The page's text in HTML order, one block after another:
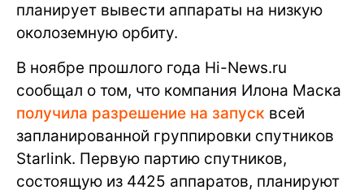
планирует вывести аппараты на низкую
околоземную орбиту.
В ноябре прошлого года Hi-News.ru
сообщал о том, что компания Илона Маска
получила разрешение на запуск всей
запланированной группировки спутников
Starlink. Первую партию спутников,
состоящую из 4425 аппаратов, планируют